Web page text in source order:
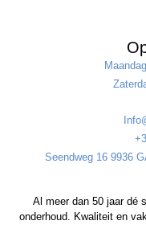
Al meer dan 50 jaar dé
onderhoud. Kwaliteit en
Seendweg 16 9936